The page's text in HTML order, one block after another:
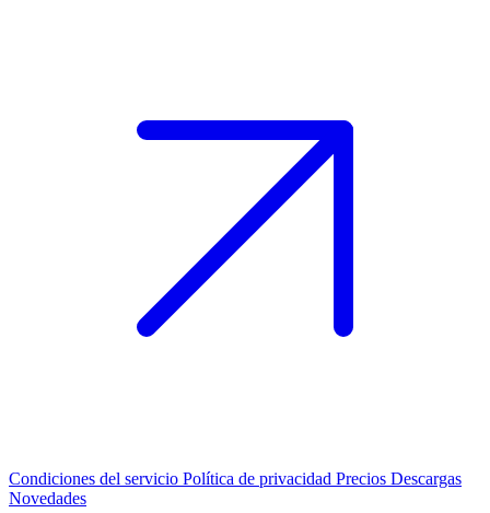
Condiciones del servicio Política de privacidad Precios Descargas
Novedades